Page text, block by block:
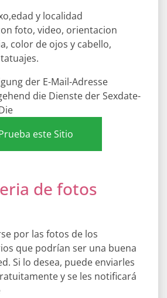
y localidad
foto, video, orientacion
color de ojos y cabello,
der E-Mail-Adresse
die Dienste der Sexdate-
este Sitio
de fotos
por las fotos de los
que podrían ser una buena
Si lo desea, puede enviarles
y se les notificará